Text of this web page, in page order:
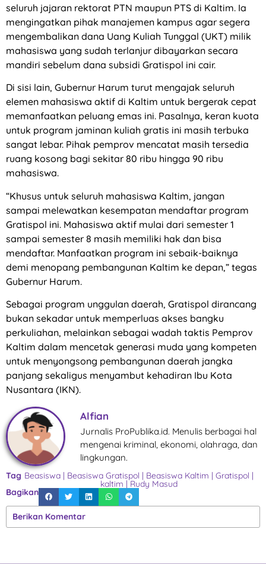
seluruh jajaran rektorat PTN maupun PTS di Kaltim. Ia
mengingatkan pihak manajemen kampus agar segera
mengembalikan dana Uang Kuliah Tunggal (UKT) milik
mahasiswa yang sudah terlanjur dibayarkan secara
mandiri sebelum dana subsidi Gratispol ini cair.
Di sisi lain, Gubernur Harum turut mengajak seluruh
elemen mahasiswa aktif di Kaltim untuk bergerak cepat
memanfaatkan peluang emas ini. Pasalnya, keran kuota
untuk program jaminan kuliah gratis ini masih terbuka
sangat lebar. Pihak pemprov mencatat masih tersedia
ruang kosong bagi sekitar 80 ribu hingga 90 ribu
mahasiswa.
“Khusus untuk seluruh mahasiswa Kaltim, jangan
sampai melewatkan kesempatan mendaftar program
Gratispol ini. Mahasiswa aktif mulai dari semester 1
sampai semester 8 masih memiliki hak dan bisa
mendaftar. Manfaatkan program ini sebaik-baiknya
demi menopang pembangunan Kaltim ke depan,” tegas
Gubernur Harum.
Sebagai program unggulan daerah, Gratispol dirancang
bukan sekadar untuk memperluas akses bangku
perkuliahan, melainkan sebagai wadah taktis Pemprov
Kaltim dalam mencetak generasi muda yang kompeten
untuk menyongsong pembangunan daerah jangka
panjang sekaligus menyambut kehadiran Ibu Kota
Nusantara (IKN).
Alfian
Jurnalis ProPublika.id. Menulis berbagai hal
mengenai kriminal, ekonomi, olahraga, dan
lingkungan.
Tag Beasiswa | Beasiswa Gratispol | Beasiswa Kaltim |Gratispol |
kaltim |Rudy Masud
Bagikan
Berikan Komentar